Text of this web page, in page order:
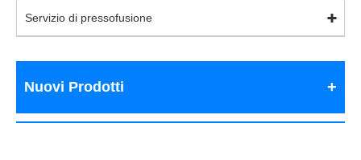
Servizio di pressofusione
Nuovi Prodotti